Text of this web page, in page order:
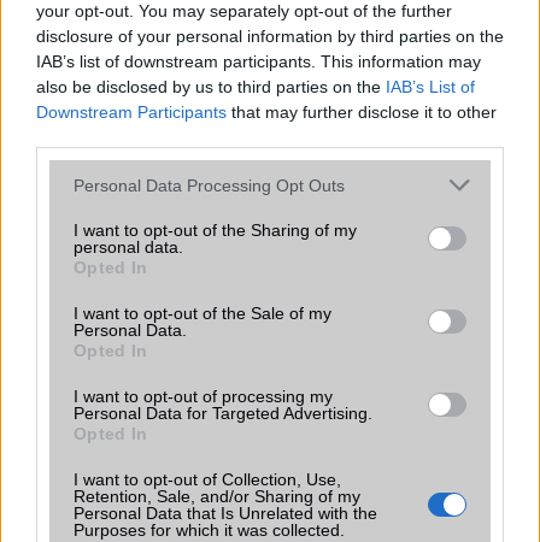
your opt-out. You may separately opt-out of the further
disclosure of your personal information by third parties on the
IAB’s list of downstream participants. This information may
also be disclosed by us to third parties on the IAB’s List of
Downstream Participants that may further disclose it to other
Please note that this website/app uses one or more Google
not limited to your visit or usage behaviour. You may click to
grant or deny consent to Google and its third-party tags to
use your data for below specified purposes in below Google
consent section.
Personal Data Processing Opt Outs
I want to opt-out of the Sharing of my
personal data.
Opted In
I want to opt-out of the Sale of my
Personal Data.
Opted In
I want to opt-out of processing my
Personal Data for Targeted Advertising.
Opted In
I want to opt-out of Collection, Use,
Retention, Sale, and/or Sharing of my
Personal Data that Is Unrelated with the
Purposes for which it was collected.
Manapság egy telefon vásárlása rengeteg lehetőséget
kínál, és amikor készüléket keres gyermekének,
elképedhet, hogy milyen drága is lehet.
Karácsonyi ötlet ajánló: a legjobb
Manapság egy telefon vásárlása rengeteg lehetőséget
kínál, és amikor készüléket keresel gyermekednek,
Új flagship killer a láthatáron?